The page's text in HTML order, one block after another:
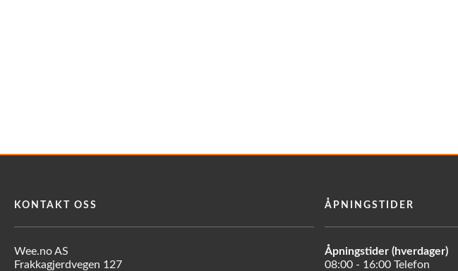
KONTAKT OSS
Wee.no AS
Frakkagjerdvegen 127
ÅPNINGSTIDER
Åpningstider (hverdager)
08:00 - 16:00 Telefon